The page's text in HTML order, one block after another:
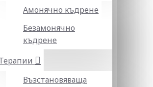
Амонячно къдрене
Безамонячно
къдрене
Възстановяваща